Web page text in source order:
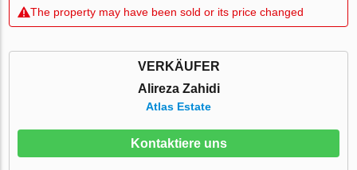
The property may have been sold or its price changed
VERKÄUFER
Alireza Zahidi
Atlas Estate
Kontaktiere uns